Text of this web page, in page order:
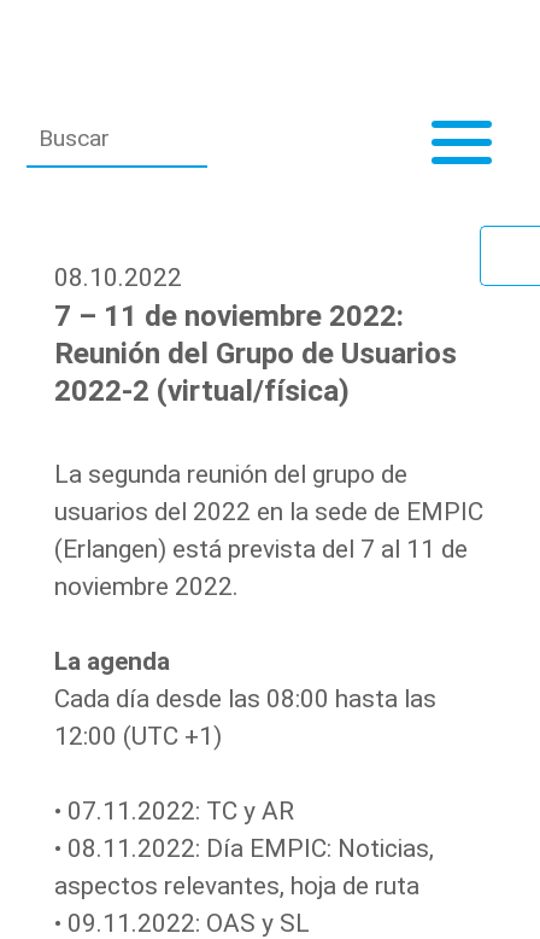
08.10.2022
7 – 11 de noviembre 2022:
Reunión del Grupo de Usuarios
2022-2 (virtual/física)
La segunda reunión del grupo de
usuarios del 2022 en la sede de EMPIC
(Erlangen) está prevista del 7 al 11 de
noviembre 2022.
La agenda
Cada día desde las 08:00 hasta las
12:00 (UTC +1)
• 07.11.2022: TC y AR
• 08.11.2022: Día EMPIC: Noticias,
aspectos relevantes, hoja de ruta
• 09.11.2022: OAS y SL